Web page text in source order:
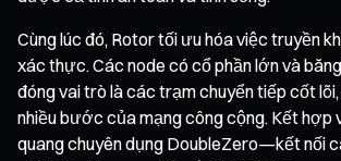
Cùng lúc đó, Rotor tối ưu hóa việc truyền
xác thực. Các node có cổ phần lớn và
đóng vai trò là các trạm chuyển tiếp cốt
nhiều bước của mạng công cộng. Kết hợp
quang chuyên dụng DoubleZero—kết nối